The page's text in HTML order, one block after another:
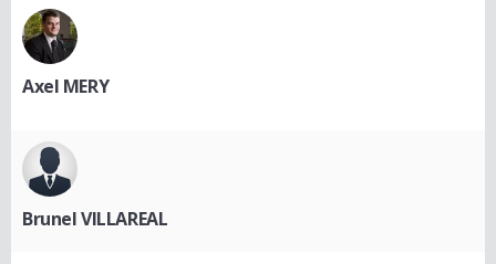
Axel MERY
Brunel VILLAREAL